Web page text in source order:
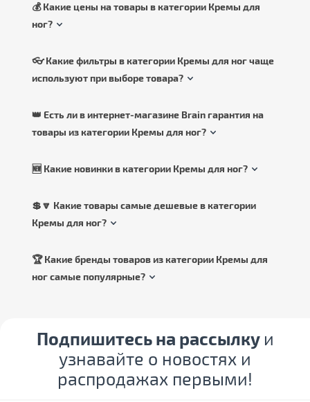
💰 Какие цены на товары в категории Кремы для
ног?
👓 Какие фильтры в категории Кремы для ног чаще
используют при выборе товара?
👑 Есть ли в интернет-магазине Brain гарантия на
товары из категории Кремы для ног?
🆕 Какие новинки в категории Кремы для ног?
💲🔽 Какие товары самые дешевые в категории
Кремы для ног?
🏆 Какие бренды товаров из категории Кремы для
ног самые популярные?
Подпишитесь на рассылку и
узнавайте о новостях и
распродажах первыми!